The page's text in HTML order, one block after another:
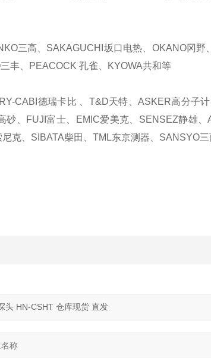
三高、SAKAGUCHI坂口电热、OKANO冈
丰、PEACOCK 孔雀、KYOWA共和等
CABI德瑞卡比 、T&D天特、ASKER高分子
砂、FUJI富士、EMIC爱美克、SENSEZ静雄
克、SIBATA柴田、TML东京测器、SANSYO